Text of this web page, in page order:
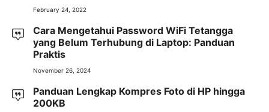
February 24, 2022
Cara Mengetahui Password WiFi Tetangga
yang Belum Terhubung di Laptop: Panduan
Praktis
November 26, 2024
Panduan Lengkap Kompres Foto di HP hingga
200KB